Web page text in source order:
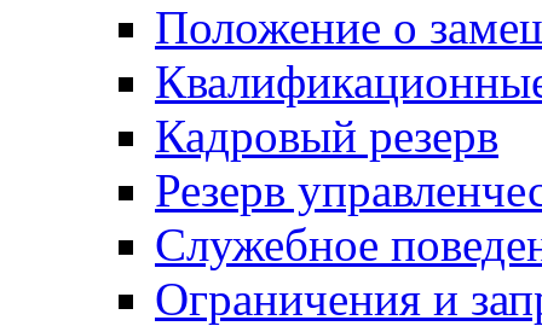
Положение о
Кадровый резерв
Резерв
Служебное
Ограничения и